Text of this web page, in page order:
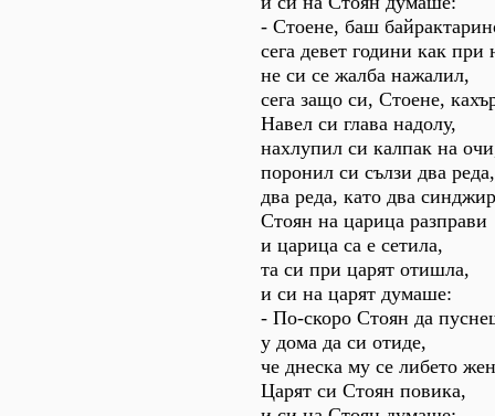
- Стоене, баш
сега девет години как при
не си се жалба нажалил,
сега защо си, Стоене,
Навел си глава надолу,
нахлупил си калпак на
поронил си сълзи два реда,
два реда, като два
Стоян на царица разправи
и царица са е сетила,
та си при царят отишла,
и си на царят думаше:
- По-скоро Стоян да
у дома да си отиде,
че днеска му се либето
Царят си Стоян повика,